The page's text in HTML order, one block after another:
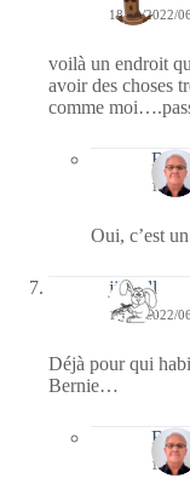
18/09/2022/
voilà un endroit
avoir des choses
comme
18/
Oui, c’est
jill bill
18/09/2022/
Déjà pour qui
Bernie…
18/